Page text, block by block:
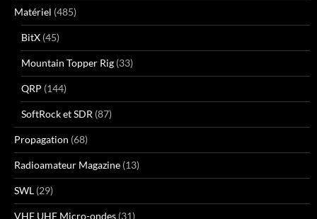
Matériel (485)
BitX (45)
Mountain Topper Rig (33)
QRP (144)
SoftRock et SDR (87)
Propagation (68)
Radioamateur Magazine (13)
SWL (29)
VHF UHF Micro-ondes (31)